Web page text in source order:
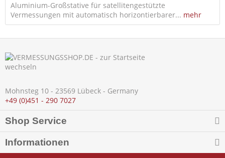
Aluminium-Großstative für satellitengestützte
Vermessungen mit automatisch horizontierbarer... mehr
Mohnsteg 10 - 23569 Lübeck - Germany
+49 (0)451 - 290 7027
Shop Service
Informationen